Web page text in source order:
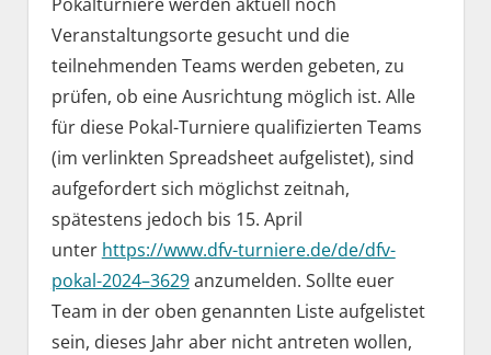
Veranstaltungsorte gesucht und die
teilnehmenden Teams werden gebeten, zu
prüfen, ob eine Ausrichtung möglich ist. Alle
für diese Pokal-Turniere qualifizierten Teams
(im verlinkten Spreadsheet aufgelistet), sind
aufgefordert sich möglichst zeitnah,
spätestens jedoch bis 15. April
unter https://www.dfv-turniere.de/de/dfv-
pokal-2024–3629anzumelden. Sollte euer
Team in der oben genannten Liste aufgelistet
sein, dieses Jahr aber nicht antreten wollen,